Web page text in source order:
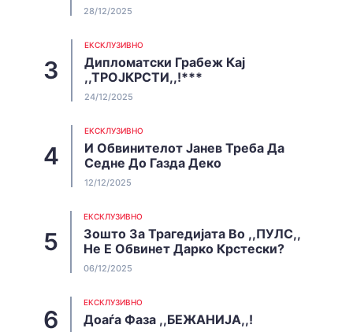
28/12/2025
EКСКЛУЗИВНО
Дипломатски Грабеж Кај
,,ТРОЈКРСТИ,,!***
24/12/2025
EКСКЛУЗИВНО
И Обвинителот Јанев Треба Да
Седне До Газда Деко
12/12/2025
EКСКЛУЗИВНО
Зошто За Трагедијата Во ,,ПУЛС,,
Не Е Обвинет Дарко Крстески?
06/12/2025
EКСКЛУЗИВНО
Доаѓа Фаза ,,БЕЖАНИЈА,,!